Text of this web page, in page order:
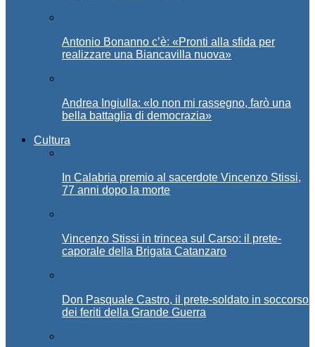
Antonio Bonanno c’è: «Pronti alla sfida per
realizzare una Biancavilla nuova»
Andrea Ingiulla: «Io non mi rassegno, farò una
bella battaglia di democrazia»
Cultura
In Calabria premio al sacerdote Vincenzo Stissi,
77 anni dopo la morte
Vincenzo Stissi in trincea sul Carso: il prete-
caporale della Brigata Catanzaro
Don Pasquale Castro, il prete-soldato in soccorso
dei feriti della Grande Guerra